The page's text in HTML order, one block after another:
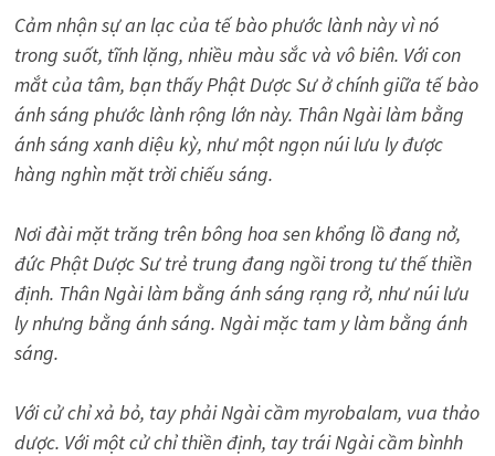
Cảm nhận sự an lạc của tế bào phước lành này vì nó
trong suốt, tĩnh lặng, nhiều màu sắc và vô biên. Với con
mắt của tâm, bạn thấy Phật Dược Sư ở chính giữa tế bào
ánh sáng phước lành rộng lớn này. Thân Ngài làm bằng
ánh sáng xanh diệu kỳ, như một ngọn núi lưu ly được
hàng nghìn mặt trời chiếu sáng.
Nơi đài mặt trăng trên bông hoa sen khổng lồ đang nở,
đức Phật Dược Sư trẻ trung đang ngồi trong tư thế thiền
định. Thân Ngài làm bằng ánh sáng rạng rở, như núi lưu
ly nhưng bằng ánh sáng. Ngài mặc tam y làm bằng ánh
sáng.
Với cử chỉ xả bỏ, tay phải Ngài cầm myrobalam, vua thảo
dược. Với một cử chỉ thiền định, tay trái Ngài cầm bìnhh